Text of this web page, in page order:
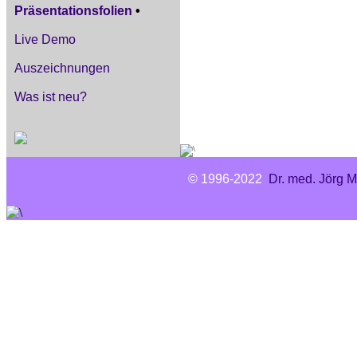
Präsentationsfolien •
Live Demo
Auszeichnungen
Was ist neu?
© 1996-2022 Dr. med. Jörg